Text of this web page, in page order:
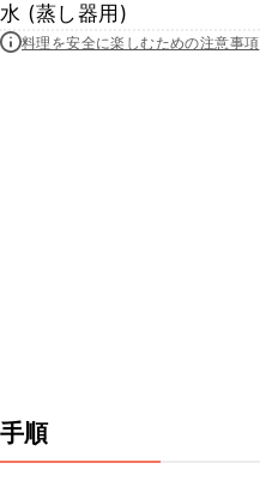
水 (蒸し器用)
料理を安全に楽しむための注意事項
手順